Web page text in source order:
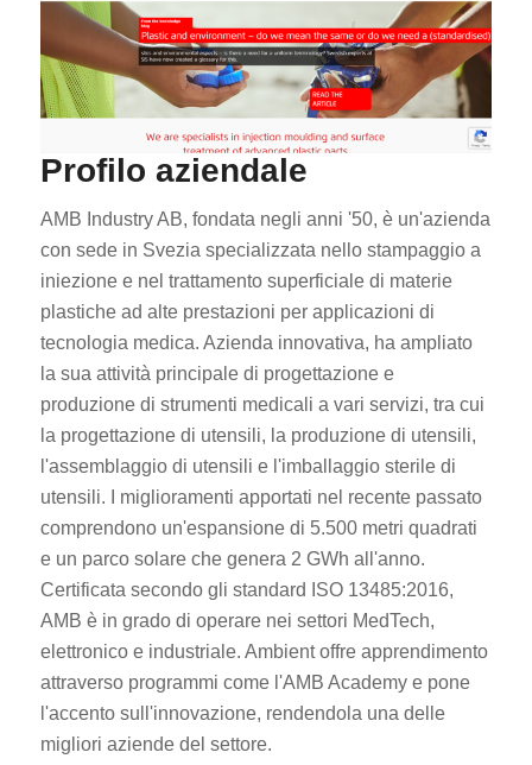
Profilo aziendale
AMB Industry AB, fondata negli anni '50, è un'azienda
con sede in Svezia specializzata nello stampaggio a
iniezione e nel trattamento superficiale di materie
plastiche ad alte prestazioni per applicazioni di
tecnologia medica. Azienda innovativa, ha ampliato
la sua attività principale di progettazione e
produzione di strumenti medicali a vari servizi, tra cui
la progettazione di utensili, la produzione di utensili,
l'assemblaggio di utensili e l'imballaggio sterile di
utensili. I miglioramenti apportati nel recente passato
comprendono un'espansione di 5.500 metri quadrati
e un parco solare che genera 2 GWh all'anno.
Certificata secondo gli standard ISO 13485:2016,
AMB è in grado di operare nei settori MedTech,
elettronico e industriale. Ambient offre apprendimento
attraverso programmi come l'AMB Academy e pone
l'accento sull'innovazione, rendendola una delle
migliori aziende del settore.